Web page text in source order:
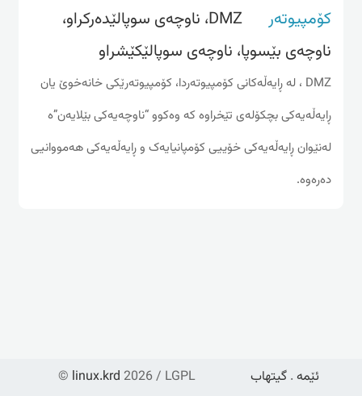
کۆمپیوتەر
DMZ، ناوچه‌ی سوپالێده‌رکراو،
ناوچه‌ی بێسوپا، ناوچه‌ی سوپالێکێشراو
DMZ ، له‌ ڕایه‌ڵه‌کانی کۆمپیوته‌ردا، کۆمپیوته‌رێکی خانه‌خوێ یان
ڕایه‌ڵه‌یه‌کی بچکۆله‌ی تێخراوه‌ که‌ وه‌کوو “ناوچه‌یه‌کی بێلایه‌ن”ه‌
له‌نێوان ڕایه‌ڵه‌یه‌کی خۆییی کۆمپانیایه‌ک و ڕایه‌ڵه‌یه‌کی هه‌مووانیی
ده‌ره‌وه‌.
© linux.krd 2026 / LGPL ئێمە . گیتهاب